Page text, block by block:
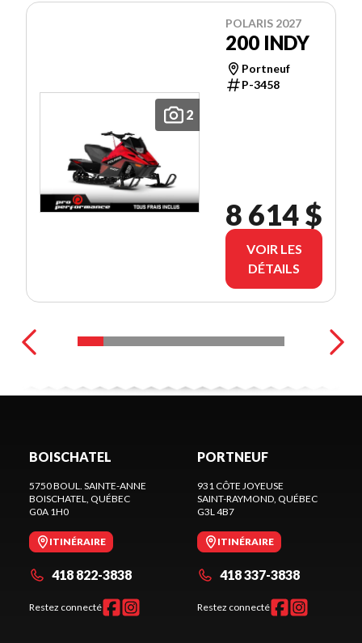
2
POLARIS 2027
200 INDY
Portneuf
P-3458
8 614 $
VOIR LES
DÉTAILS
BOISCHATEL
5750 BOUL. SAINTE-ANNE
BOISCHATEL, QUÉBEC
G0A 1H0
ITINÉRAIRE
418 822-3838
Restez connecté
PORTNEUF
931 CÔTE JOYEUSE
SAINT-RAYMOND, QUÉBEC
G3L 4B7
ITINÉRAIRE
418 337-3838
Restez connecté